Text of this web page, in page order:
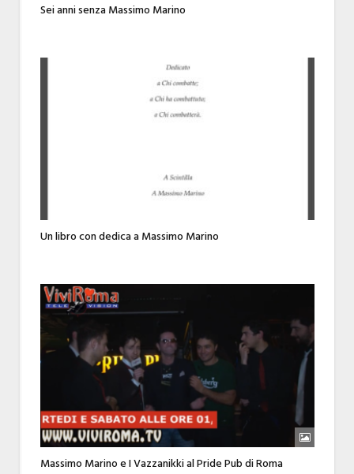
Sei anni senza Massimo Marino
Un libro con dedica a Massimo Marino
Massimo Marino e I Vazzanikki al Pride Pub di Roma